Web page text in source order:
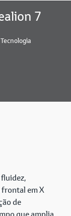
7
Tecnologia
em X
de
que amplia